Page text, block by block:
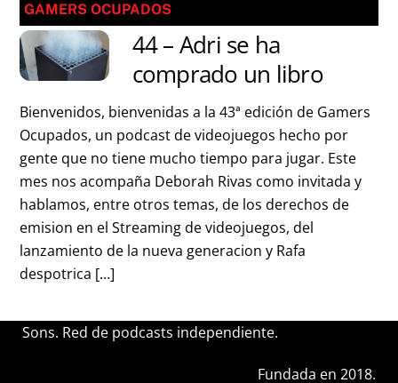
GAMERS OCUPADOS
44 – Adri se ha
comprado un libro
Bienvenidos, bienvenidas a la 43ª edición de Gamers
Ocupados, un podcast de videojuegos hecho por
gente que no tiene mucho tiempo para jugar. Este
mes nos acompaña Deborah Rivas como invitada y
hablamos, entre otros temas, de los derechos de
emision en el Streaming de videojuegos, del
lanzamiento de la nueva generacion y Rafa
despotrica […]
Sons. Red de podcasts independiente.
Fundada en 2018.